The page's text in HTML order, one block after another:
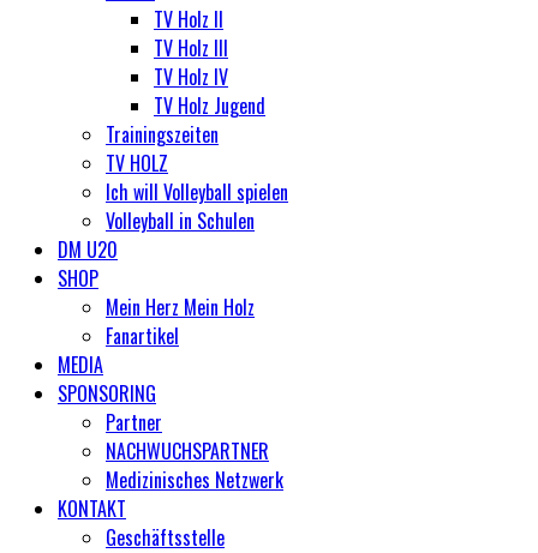
TV Holz II
TV Holz III
TV Holz IV
TV Holz Jugend
Trainingszeiten
TV HOLZ
Ich will Volleyball spielen
Volleyball in Schulen
DM U20
SHOP
Mein Herz Mein Holz
Fanartikel
MEDIA
SPONSORING
Partner
NACHWUCHSPARTNER
Medizinisches Netzwerk
KONTAKT
Geschäftsstelle